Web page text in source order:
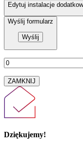
Edytuj instalacje
Wyślij formularz
ZAMKNIJ
Dziękujemy!